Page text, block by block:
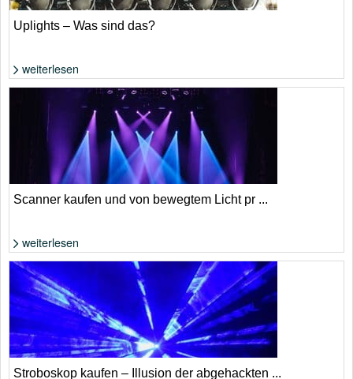
Foto: Shutterstock von skyNext
Uplights – Was sind das?
weiterlesen
Foto: Shutterstock von Oleksandr Nagaiets
Scanner kaufen und von bewegtem Licht pr ...
weiterlesen
Stroboskop kaufen – Illusion der abgehackten ...